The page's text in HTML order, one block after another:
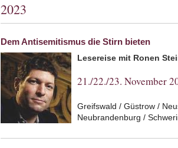
2023
Dem Antisemitismus die Stirn bieten
Lesereise mit Ronen
21./22./23. November
Greifswald / Güstrow /
Neubrandenburg /